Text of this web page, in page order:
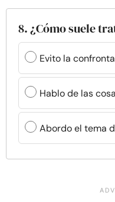
8. ¿Cómo suele
Evito la
Hablo de las
Abordo el tema